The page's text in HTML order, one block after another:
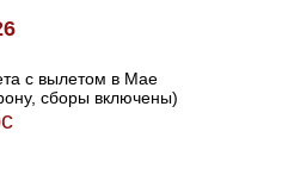
с вылетом в Мае
сборы включены)